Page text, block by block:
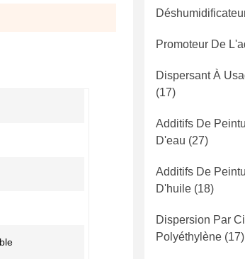
Promoteur De
Dispersant À
(17)
Additifs De
D'eau (27)
Additifs De
D'huile (18)
Dispersion Par
Polyéthylène (17)